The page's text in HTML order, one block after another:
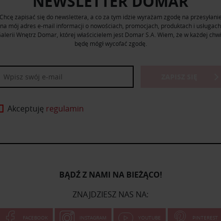
zapisać się do newslettera, a co za tym idzie wyrażam zgodę na
na mój adres e-mail informacji o nowościach, promocjach, produktach i usługach
Wnętrz Domar, której właścicielem jest Domar S.A. Wiem, że w każdej
będę mógł wycofać zgodę.
Akceptuję regulamin
BĄDŹ Z NAMI NA BIEŻĄCO!
ZNAJDZIESZ NAS NA:
FACEBOOK INSTAGRAM YOUTUBE PINTEREST